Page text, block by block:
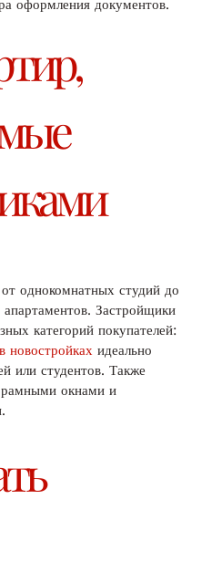
оформления документов.
однокомнатных студий до
Застройщики
категорий покупателей:
новостройках идеально
или студентов. Также
окнами и